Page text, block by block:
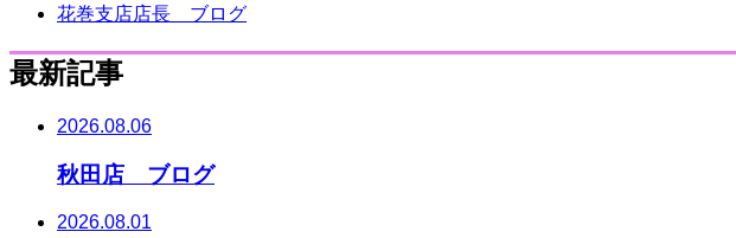
花巻支店店長 ブログ
最新記事
2026.08.06
秋田店 ブログ
2026.08.01